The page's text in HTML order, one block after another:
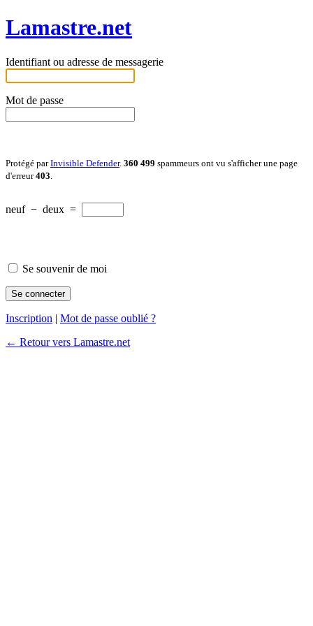
Lamastre.net
Identifiant ou adresse de messagerie
Mot de passe
Protégé parInvisible Defender. 360 499 spammeurs ont vu s'afficher une page
d'erreur403
neuf − deux =
Se souvenir de moi
Inscription | Mot de passe oublié ?
← Retour vers Lamastre.net